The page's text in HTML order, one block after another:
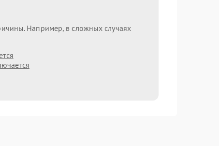
Например, в сложных случаях